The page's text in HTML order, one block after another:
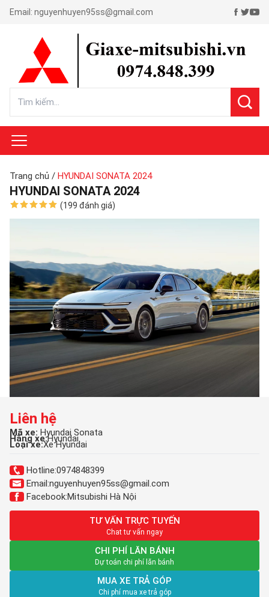
Email: nguyenhuyen95ss@gmail.com
Trang chủ / HYUNDAI SONATA 2024
HYUNDAI SONATA 2024
(199 đánh giá)
Liên hệ
Mã xe: Hyundai Sonata
Hãng xe:Hyundai
Loại xe:Xe Hyundai
Hotline:0974848399
Email:nguyenhuyen95ss@gmail.com
Facebook:Mitsubishi Hà Nội
TƯ VẤN TRỰC TUYẾN
Chat tư vấn ngay
CHI PHÍ LĂN BÁNH
Dự toán chi phí lăn bánh
MUA XE TRẢ GÓP
Chi phí mua xe trả góp